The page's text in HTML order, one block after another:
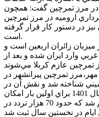
در مرز تمرچين گفت: همچون
اروميه در مرز تمرچين
در دستور کار قرار گرفته
است.
ميزبان زائران اربعين است و
وارد ايران شده و بعد از
تمرچين پيرانشهر در
زميني شناخته شد و نقش آن در
اقتصاد منطقه چشمگير است و سال 1401 براي اولين بار امکان
تردد زائران اربعين از اين مرز فراهم شد که حدود 70 هزار تردد در